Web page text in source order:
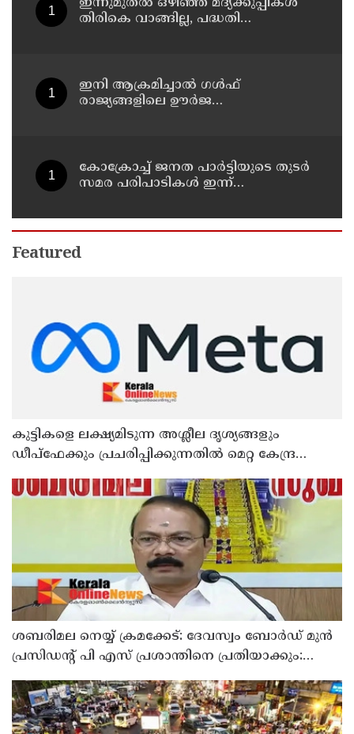
തിരികെ വാങ്ങില്ല, പദ്ധതി
ഇനി ആക്രമിച്ചാല്‍ ഗള്‍ഫ്
രാജ്യങ്ങളിലെ ഊര്‍ജ
കോക്രോച്ച് ജനത പാര്‍ട്ടിയുടെ തുടര്‍
സമര പരിപാടികള്‍ ഇന്ന്
Featured
കുട്ടികളെ ലക്ഷ്യമിടുന്ന അശ്ലീല ദൃശ്യങ്ങളും
ഡീപ്ഫേക്കും പ്രചരിപ്പിക്കുന്നതില്‍ മെറ്റ കേന്ദ്രത്തോട്
ശബരിമല നെയ്യ് ക്രമക്കേട്: ദേവസ്വം ബോര്‍ഡ് മുന്‍
പ്രസിഡന്റ് പി എസ് പ്രശാന്തിനെ പ്രതിയാക്കും: